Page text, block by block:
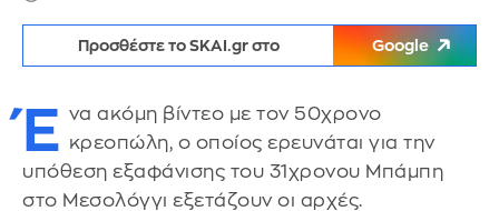
Προσθέστε το SKAI.gr στο Google
Έ να ακόμη βίντεο με τον 50χρονο
κρεοπώλη, ο οποίος ερευνάται για την
υπόθεση εξαφάνισης του 31χρονου Μπάμπη
στο Μεσολόγγι εξετάζουν οι αρχές.